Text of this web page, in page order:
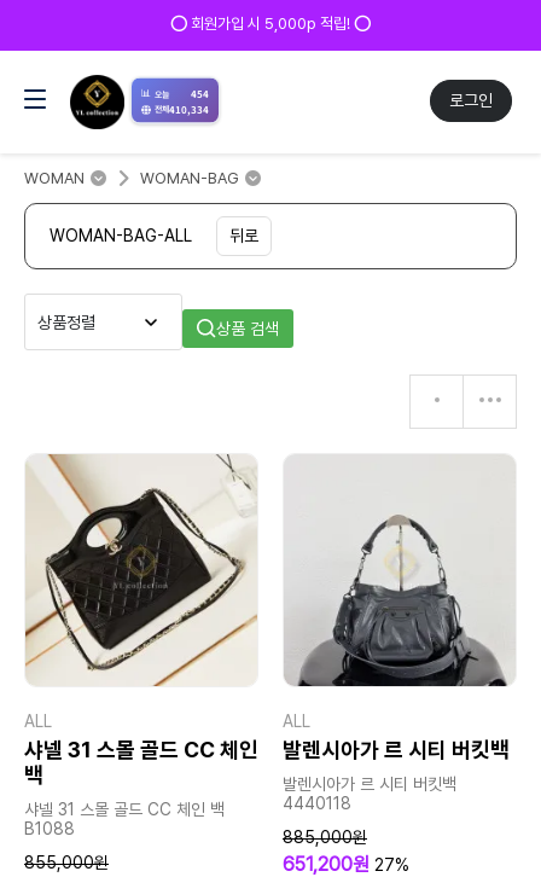
⭕ 회원가입 시 5,000p 적립! ⭕
로그인
📊 오늘 454
전체410,334
WOMAN WOMAN-BAG
WOMAN-BAG-ALL 뒤로
상품 검색
ALL
샤넬 31 스몰 골드 CC 체인
백
샤넬 31 스몰 골드 CC 체인 백
B1088
855,000원
ALL
발렌시아가 르 시티 버킷백
발렌시아가 르 시티 버킷백
4440118
885,000원
651,200원 27%